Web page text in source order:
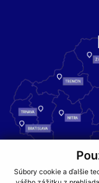
Súbory cookie a ďalšie
Kúpele Pieniny –